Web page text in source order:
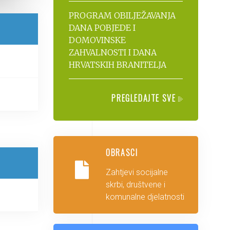
PROGRAM OBILJEŽAVANJA
DANA POBJEDE I
DOMOVINSKE
ZAHVALNOSTI I DANA
HRVATSKIH BRANITELJA
PREGLEDAJTE SVE
OBRASCI
Zahtjevi socijalne
skrbi, društvene i
komunalne djelatnosti